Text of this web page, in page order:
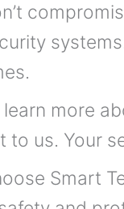
learn more
to us. Your
Smart